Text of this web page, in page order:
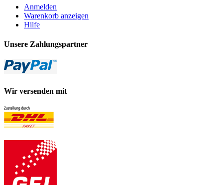
Anmelden
Warenkorb anzeigen
Hilfe
Unsere Zahlungspartner
Wir versenden mit